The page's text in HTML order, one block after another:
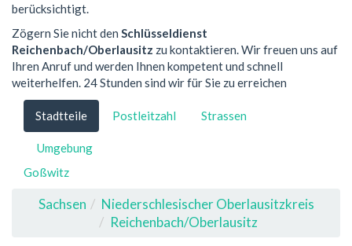
berücksichtigt.
Zögern Sie nicht den Schlüsseldienst
Reichenbach/Oberlausitz zu kontaktieren. Wir freuen uns auf
Ihren Anruf und werden Ihnen kompetent und schnell
weiterhelfen. 24 Stunden sind wir für Sie zu erreichen
Stadtteile Postleitzahl Strassen
Umgebung
Goßwitz
Sachsen
Niederschlesischer Oberlausitzkreis
Reichenbach/Oberlausitz